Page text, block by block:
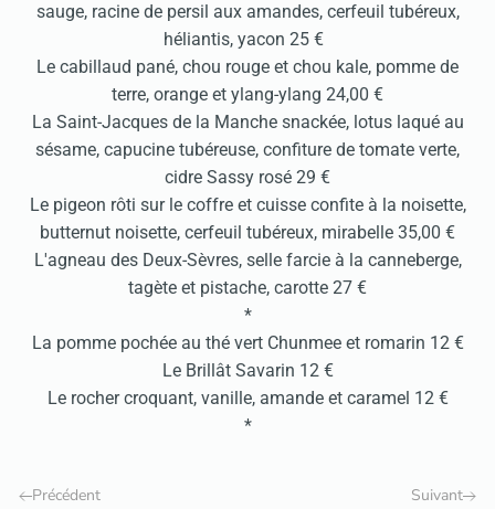
sauge, racine de persil aux amandes, cerfeuil tubéreux,
héliantis, yacon 25 €
Le cabillaud pané, chou rouge et chou kale, pomme de
terre, orange et ylang-ylang 24,00 €
La Saint-Jacques de la Manche snackée, lotus laqué au
sésame, capucine tubéreuse, confiture de tomate verte,
cidre Sassy rosé 29 €
Le pigeon rôti sur le coffre et cuisse confite à la noisette,
butternut noisette, cerfeuil tubéreux, mirabelle 35,00 €
L'agneau des Deux-Sèvres, selle farcie à la canneberge,
tagète et pistache, carotte 27 €
*
La pomme pochée au thé vert Chunmee et romarin 12 €
Le Brillât Savarin 12 €
Le rocher croquant, vanille, amande et caramel 12 €
*
Précédent Suivant